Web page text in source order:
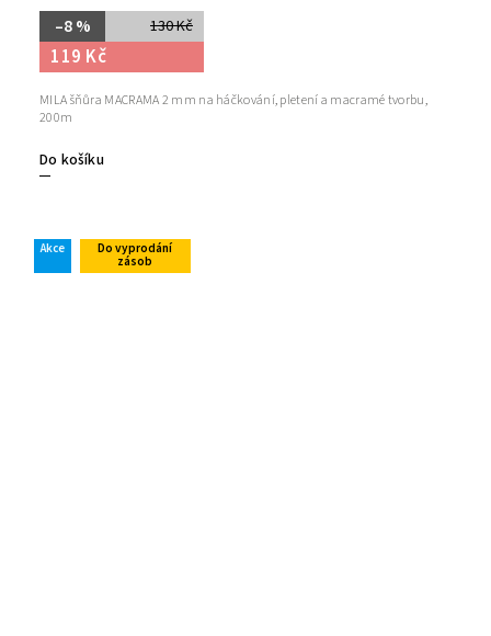
130 Kč
–8 %
119 Kč
Do košíku
MILA šňůra MACRAMA 2 mm na háčkování, pletení a macramé tvorbu,
200m
Akce
Do vyprodání
zásob